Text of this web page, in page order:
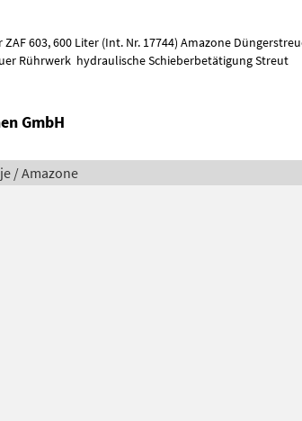
Düngerstreuer ZAF 603
Rührwerk hydraulische Schieberbetätigung Streut
GmbH
/ Amazone